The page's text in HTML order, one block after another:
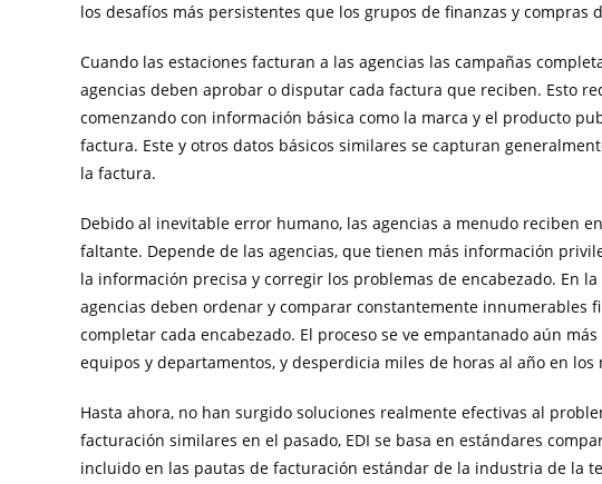
los desafíos más persistentes que los grupos de finanzas y
Cuando las estaciones facturan a las agencias las campañas
agencias deben aprobar o disputar cada factura que reciben. Esto
comenzando con información básica como la marca y el producto
factura. Este y otros datos básicos similares se capturan
la factura.
Debido al inevitable error humano, las agencias a menudo reciben
faltante. Depende de las agencias, que tienen más información
la información precisa y corregir los problemas de encabezado. En
agencias deben ordenar y comparar constantemente innumerables
completar cada encabezado. El proceso se ve empantanado aún
equipos y departamentos, y desperdicia miles de horas al año en
Hasta ahora, no han surgido soluciones realmente efectivas al
facturación similares en el pasado, EDI se basa en estándares
incluido en las pautas de facturación estándar de la industria de la